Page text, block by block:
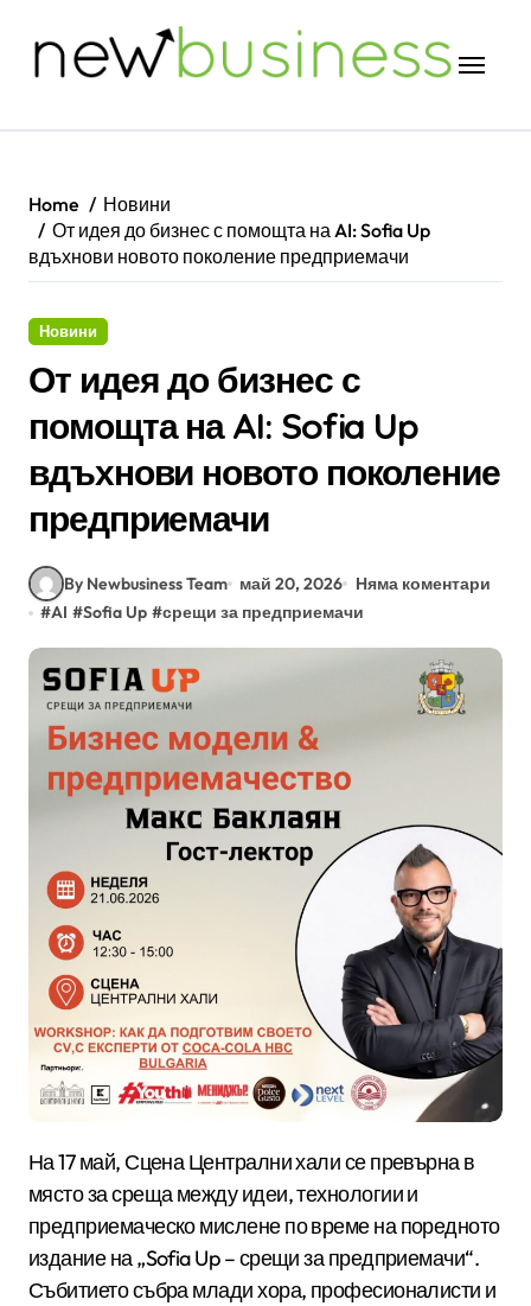
Home
Новини
От идея до бизнес с помощта на AI: Sofia Up
вдъхнови новото поколение предприемачи
Новини
От идея до бизнес с
помощта на AI: Sofia Up
вдъхнови новото поколение
предприемачи
By Newbusiness Team май 20, 2026
Няма коментари
#AI #Sofia Up #срещи за предприемачи
На 17 май, Сцена Централни хали се превърна в
място за среща между идеи, технологии и
предприемаческо мислене по време на поредното
издание на „Sofia Up – срещи за предприемачи“.
Събитието събра млади хора, професионалисти и